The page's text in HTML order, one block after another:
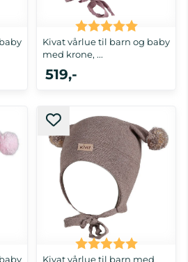
av 5 mulige
Kivat vårlue til barn og baby
med krone, ...
2-4 år
519,-
Karakter: 5.0 av 5
av 5 mulige
Kivat vårlue til barn med
Karakter: 5.0 av 5